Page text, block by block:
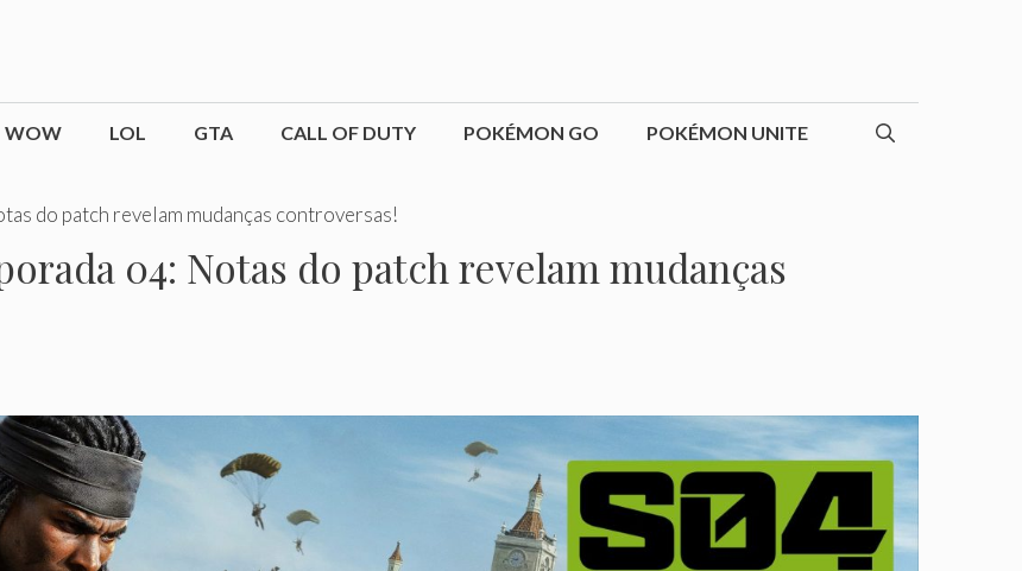
WOW LOL GTA CALL OF DUTY POKÉMON GO POKÉMON UNITE
do patch revelam mudanças controversas!
04: Notas do patch revelam mudanças